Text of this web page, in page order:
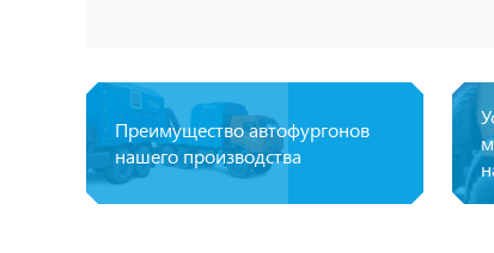
Преимущество автофургонов
нашего производства